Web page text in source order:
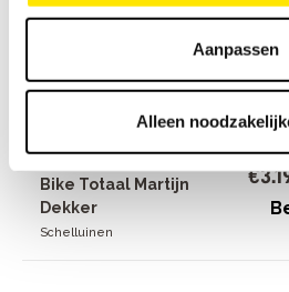
Aanpassen
Alleen
Batavus Finez E-go
€3.199,-
Bike Totaal Martijn
Dekker
Schelluinen
€3.